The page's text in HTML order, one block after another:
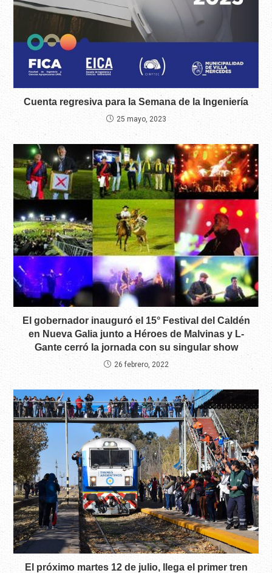
Cuenta regresiva para la Semana de la Ingeniería
25 mayo, 2023
El gobernador inauguró el 15° Festival del Caldén
en Nueva Galia junto a Héroes de Malvinas y L-
Gante cerró la jornada con su singular show
26 febrero, 2022
El próximo martes 12 de julio, llega el primer tren